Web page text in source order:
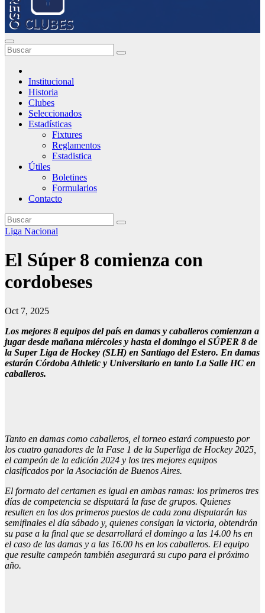
Institucional
Historia
Clubes
Seleccionados
Estadísticas
Fixtures
Reglamentos
Estadistica
Útiles
Boletines
Formularios
Contacto
Liga Nacional
El Súper 8 comienza con
cordobeses
Oct 7, 2025
Los mejores 8 equipos del país en damas y caballeros comienzan a
jugar desde mañana miércoles y hasta el domingo el SÚPER 8 de
la Super Liga de Hockey (SLH) en Santiago del Estero. En damas
estarán Córdoba Athletic y Universitario en tanto La Salle HC en
caballeros.
Tanto en damas como caballeros, el torneo estará compuesto por
los cuatro ganadores de la Fase 1 de la Superliga de Hockey 2025,
el campeón de la edición 2024 y los tres mejores equipos
clasificados por la Asociación de Buenos Aires.
El formato del certamen es igual en ambas ramas: los primeros tres
días de competencia se disputará la fase de grupos. Quienes
resulten en los dos primeros puestos de cada zona disputarán las
semifinales el día sábado y, quienes consigan la victoria, obtendrán
su pase a la final que se desarrollará el domingo a las 14.00 hs en
el caso de las damas y a las 16.00 hs en los caballeros. El equipo
que resulte campeón también asegurará su cupo para el próximo
año.